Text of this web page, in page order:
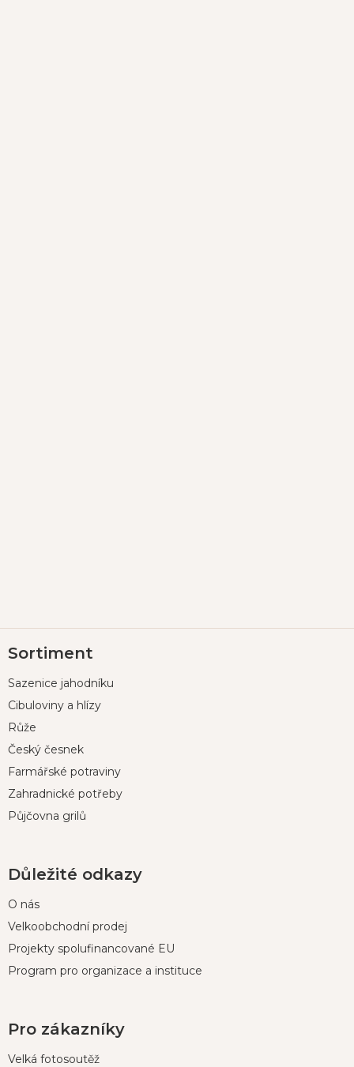
á
a
Sortiment
Sazenice jahodníku
Cibuloviny a hlízy
Růže
Český česnek
Farmářské potraviny
Zahradnické potřeby
Půjčovna grilů
Důležité odkazy
O nás
Velkoobchodní prodej
Projekty spolufinancované EU
Program pro organizace a instituce
Pro zákazníky
Velká fotosoutěž